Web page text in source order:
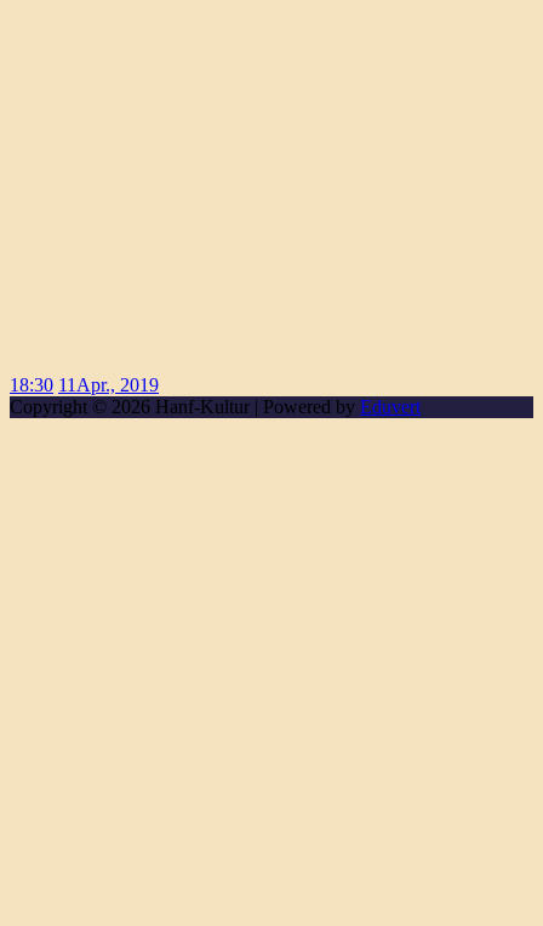
18:30 11 Apr., 2019
Copyright © 2026 Hanf-Kultur | Powered by Eduvert